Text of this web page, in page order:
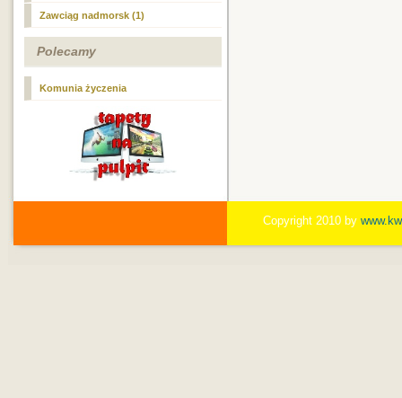
Zawciąg nadmorsk (1)
Polecamy
Komunia życzenia
Copyright 2010 by